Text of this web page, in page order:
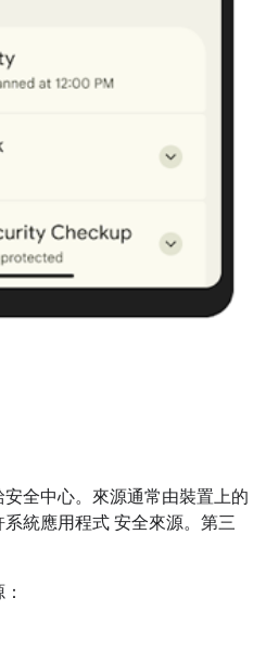
全中心。來源通常由裝置上的
統應用程式 安全來源。第三